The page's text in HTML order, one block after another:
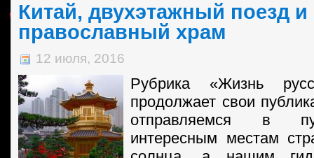
Китай, двухэтажный поезд и
православный храм
12 июля, 2016
Рубрика «Жизнь
продолжает свои
отправляемся в
интересным местам